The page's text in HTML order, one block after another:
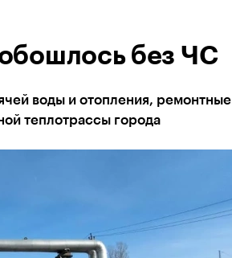
без ЧС
воды и отопления, ремонтные
теплотрассы города